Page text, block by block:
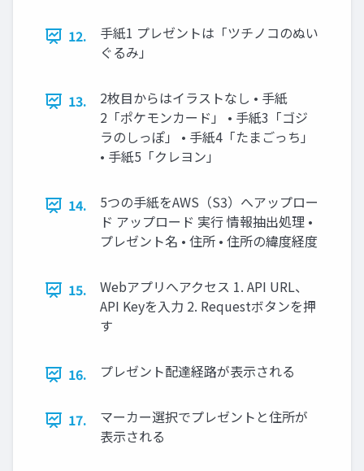
12.
手紙1 プレゼントは「ツチノコのぬい
ぐるみ」
13.
2枚目からはイラストなし • 手紙
2「ポケモンカード」 • 手紙3「ゴジ
ラのしっぽ」 • 手紙4「たまごっち」
• 手紙5「クレヨン」
14.
5つの手紙をAWS（S3）へアップロー
ド アップロード 実行 情報抽出処理 •
プレゼント名 • 住所 • 住所の緯度経度
15.
Webアプリへアクセス 1. API URL、
API Keyを入力 2. Requestボタンを押
す
16. プレゼント配達経路が表示される
17.
マーカー選択でプレゼントと住所が
表示される